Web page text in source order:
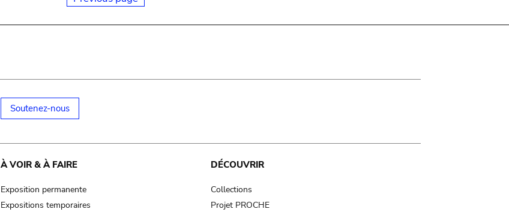
Soutenez-nous
À VOIR & À FAIRE
Exposition permanente
Expositions temporaires
DÉCOUVRIR
Collections
Projet PROCHE